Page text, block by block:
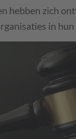
hebben zich
in